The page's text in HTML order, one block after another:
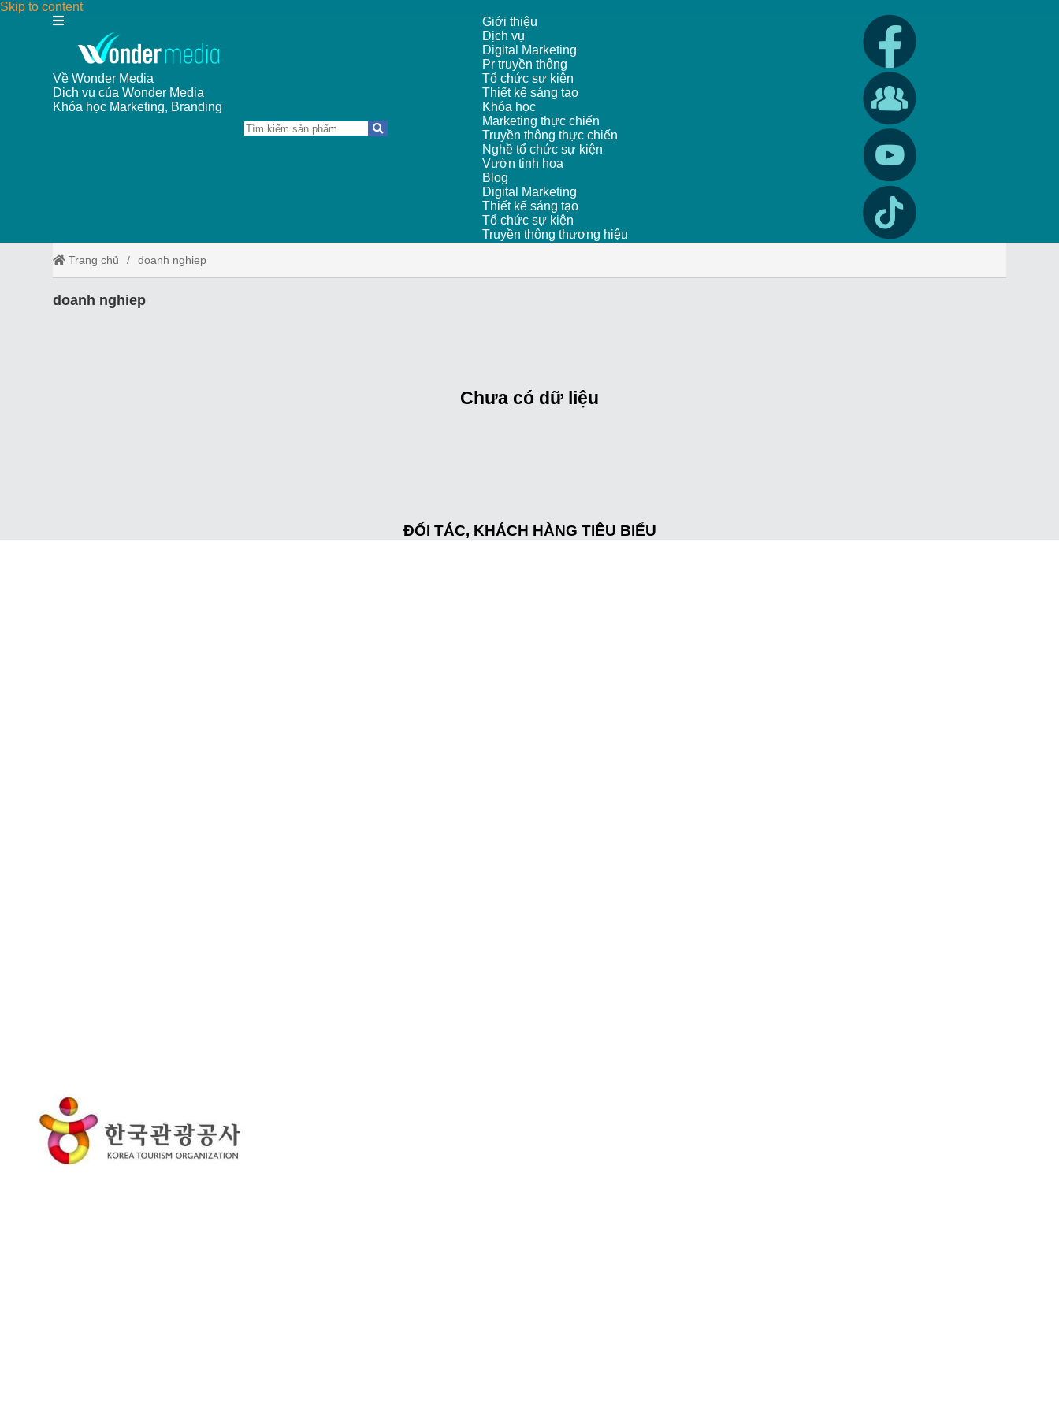
Skip to content
Về Wonder Media
Dịch vụ của Wonder Media
Khóa học Marketing, Branding
Giới thiệu
Dịch vụ
Digital Marketing
Pr truyền thông
Tổ chức sự kiện
Thiết kế sáng tạo
Khóa học
Marketing thực chiến
Truyền thông thực chiến
Nghề tổ chức sự kiện
Vườn tinh hoa
Blog
Digital Marketing
Thiết kế sáng tạo
Tổ chức sự kiện
Truyền thông thương hiệu
Trang chủ doanh nghiep
doanh nghiep
Chưa có dữ liệu
ĐỐI TÁC, KHÁCH HÀNG TIÊU BIỂU